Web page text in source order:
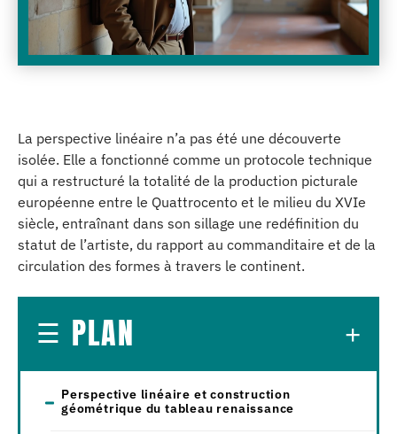
La perspective linéaire n’a pas été une découverte
isolée. Elle a fonctionné comme un protocole technique
qui a restructuré la totalité de la production picturale
européenne entre le Quattrocento et le milieu du XVIe
siècle, entraînant dans son sillage une redéfinition du
statut de l’artiste, du rapport au commanditaire et de la
circulation des formes à travers le continent.
PLAN
Perspective linéaire et construction
géométrique du tableau renaissance